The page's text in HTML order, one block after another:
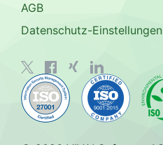
AGB
Datenschutz-Einstellungen